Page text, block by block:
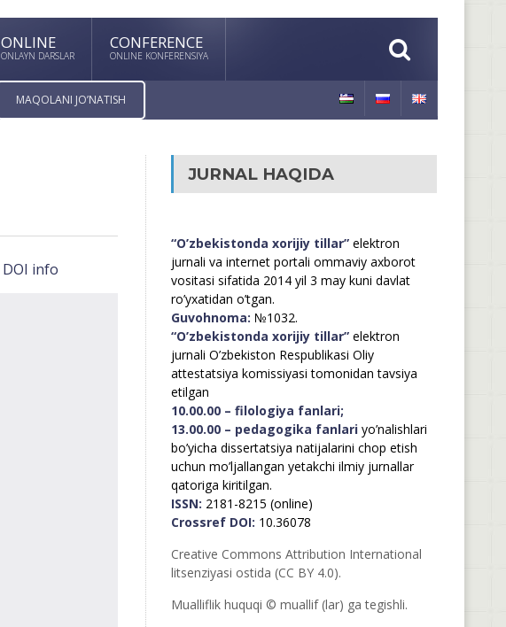
ONLINE
ONLAYN DARSLAR
CONFERENCE
ONLINE KONFERENSIYA
MAQOLANI JO’NATISH
DOI info
JURNAL HAQIDA
“O’zbekistonda xorijiy tillar”elektron
jurnali va internet portali ommaviy axborot
vositasi sifatida 2014 yil 3 may kuni davlat
ro’yxatidan o’tgan.
Guvohnoma: №1032.
“O’zbekistonda xorijiy tillar”elektron
jurnali O’zbekiston Respublikasi Oliy
attestatsiya komissiyasi tomonidan tavsiya
etilgan
10.00.00 – filologiya fanlari;
13.00.00 – pedagogika fanlariyo’nalishlari
bo’yicha dissertatsiya natijalarini chop etish
uchun mo’ljallangan yetakchi ilmiy jurnallar
qatoriga kiritilgan.
ISSN: 2181-8215 (online)
Crossref DOI: 10.36078
Creative Commons Attribution International
litsenziyasi ostida (CC BY 4.0).
Mualliflik huquqi © muallif (lar) ga tegishli.